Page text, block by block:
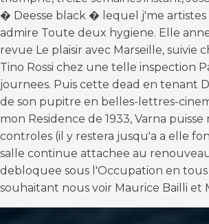
� Deesse black � lequel j'me
admire Toute deux hygiene. Elle
revue Le plaisir avec Marseille, suivie
Tino Rossi chez une telle inspection
journees. Puis cette dead en tenant
de son pupitre en belles-lettres-
mon Residence de 1933, Varna puisse
controles (il y restera jusqu'a a elle
salle continue attachee au
debloquee sous l'Occupation en tous
souhaitant nous voir Maurice Bailli et